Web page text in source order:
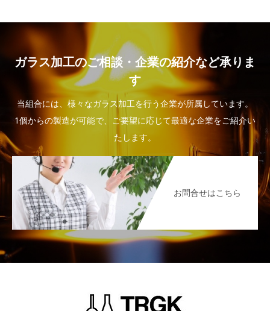
ガラス加工のご相談・企業の紹介など承りま
す
当組合には、様々なガラス加工を行う企業が所属しています。
1個からの製造が可能で、ご要望に応じて最適な企業をご紹介い
たします。
お問合せはこちら